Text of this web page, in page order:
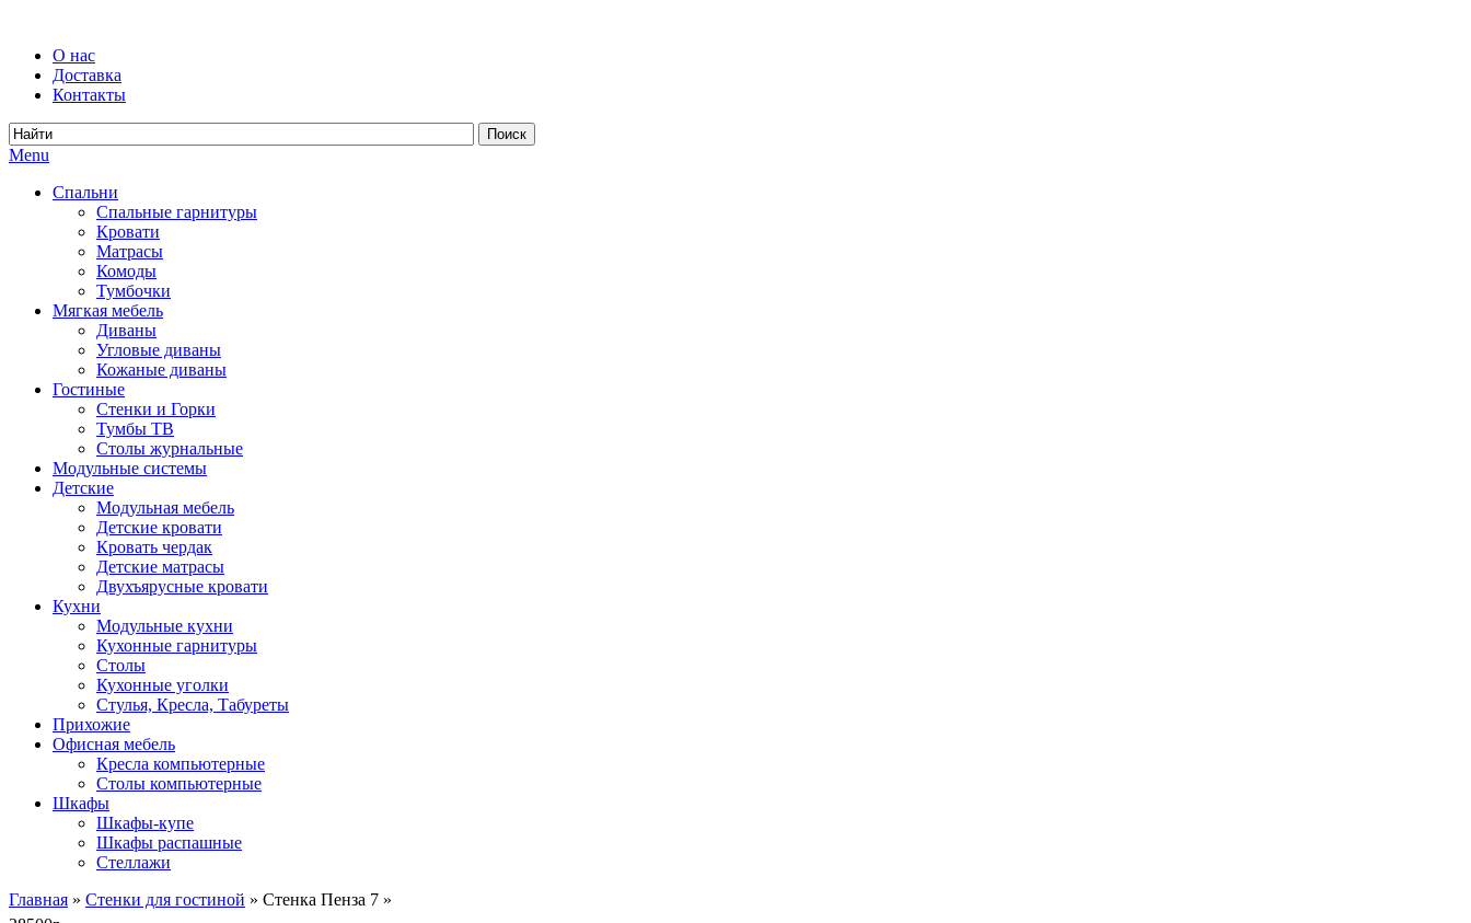
О нас
Доставка
Контакты
Menu
Спальни
Спальные гарнитуры
Кровати
Матрасы
Комоды
Тумбочки
Мягкая мебель
Диваны
Угловые диваны
Кожаные диваны
Гостиные
Стенки и Горки
Тумбы ТВ
Столы журнальные
Модульные системы
Детские
Модульная мебель
Детские кровати
Кровать чердак
Детские матрасы
Двухъярусные кровати
Кухни
Модульные кухни
Кухонные гарнитуры
Столы
Кухонные уголки
Стулья, Кресла, Табуреты
Прихожие
Офисная мебель
Кресла компьютерные
Столы компьютерные
Шкафы
Шкафы-купе
Шкафы распашные
Стеллажи
Главная » Стенки для гостиной » Стенка Пенза 7 »